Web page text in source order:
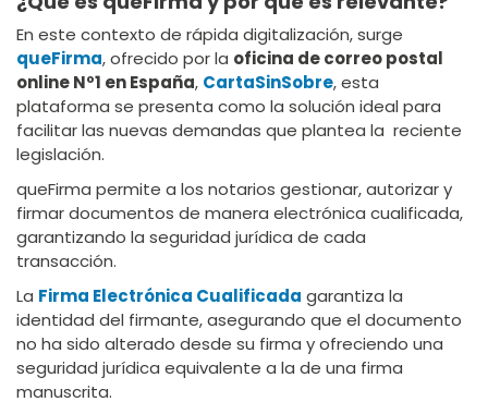
En este contexto de rápida digitalización, surge
queFirma, ofrecido por la oficina de correo postal
online Nº1 en España, CartaSinSobre, esta
plataforma se presenta como la solución ideal para
facilitar las nuevas demandas que plantea la reciente
legislación.
queFirma permite a los notarios gestionar, autorizar y
firmar documentos de manera electrónica cualificada,
garantizando la seguridad jurídica de cada
transacción.
La Firma Electrónica Cualificada garantiza la
identidad del firmante, asegurando que el documento
no ha sido alterado desde su firma y ofreciendo una
seguridad jurídica equivalente a la de una firma
manuscrita.